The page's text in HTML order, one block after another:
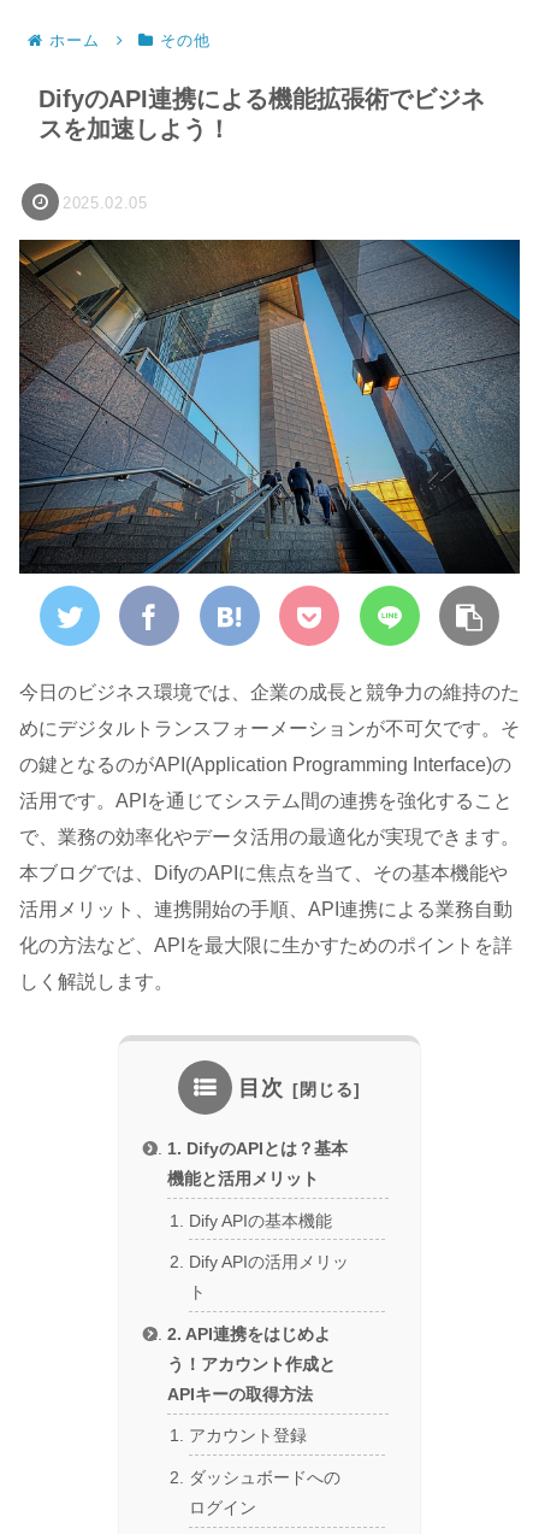
ホーム その他
DifyのAPI連携による機能拡張術でビジネ
スを加速しよう！
2025.02.05
今日のビジネス環境では、企業の成長と競争力の維持のた
めにデジタルトランスフォーメーションが不可欠です。そ
の鍵となるのがAPI(Application Programming Interface)の
活用です。APIを通じてシステム間の連携を強化すること
で、業務の効率化やデータ活用の最適化が実現できます。
本ブログでは、DifyのAPIに焦点を当て、その基本機能や
活用メリット、連携開始の手順、API連携による業務自動
化の方法など、APIを最大限に生かすためのポイントを詳
しく解説します。
目次
1. DifyのAPIとは？基本
機能と活用メリット
Dify APIの基本機能
Dify APIの活用メリッ
ト
2. API連携をはじめよ
う！アカウント作成と
APIキーの取得方法
アカウント登録
ダッシュボードへの
ログイン